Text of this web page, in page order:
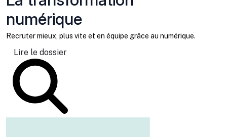
numérique
Recruter mieux, plus vite et en équipe grâce au numérique.
Lire le dossier